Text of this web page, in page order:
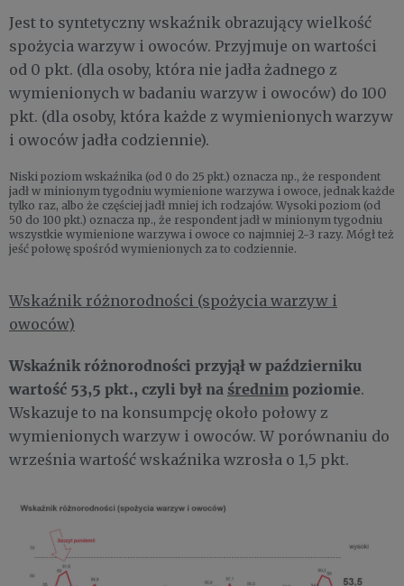
Jest to syntetyczny wskaźnik obrazujący wielkość
spożycia warzyw i owoców. Przyjmuje on wartości
od 0 pkt. (dla osoby, która nie jadła żadnego z
wymienionych w badaniu warzyw i owoców) do 100
pkt. (dla osoby, która każde z wymienionych warzyw
i owoców jadła codziennie).
Niski poziom wskaźnika (od 0 do 25 pkt.) oznacza np., że respondent
jadł w minionym tygodniu wymienione warzywa i owoce, jednak każde
tylko raz, albo że częściej jadł mniej ich rodzajów. Wysoki poziom (od
50 do 100 pkt.) oznacza np., że respondent jadł w minionym tygodniu
wszystkie wymienione warzywa i owoce co najmniej 2-3 razy. Mógł też
jeść połowę spośród wymienionych za to codziennie.
Wskaźnik różnorodności (spożycia warzyw i
owoców)
Wskaźnik różnorodności przyjął w październiku
wartość 53,5 pkt., czyli był na średnimpoziomie.
Wskazuje to na konsumpcję około połowy z
wymienionych warzyw i owoców. W porównaniu do
września wartość wskaźnika wzrosła o 1,5 pkt.